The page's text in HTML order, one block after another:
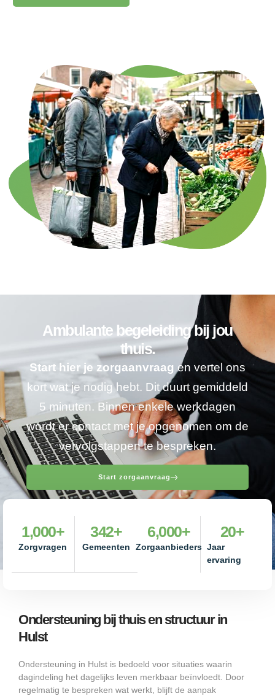
Ambulante begeleiding bij jou
thuis.
Start hier je zorgaanvraag en vertel ons
kort wat je nodig hebt. Dit duurt gemiddeld
5 minuten. Binnen enkele werkdagen
wordt er contact met je opgenomen om de
vervolgstappen te bespreken.
Start zorgaanvraag
Zorgvragen
1,000+
Gemeenten
342+
Zorgaanbieders
6,000+
Jaar
ervaring
20+
Ondersteuning bij thuis en structuur in
Hulst
Ondersteuning in Hulst is bedoeld voor situaties waarin
dagindeling het dagelijks leven merkbaar beïnvloedt. Door
regelmatig te bespreken wat werkt, blijft de aanpak